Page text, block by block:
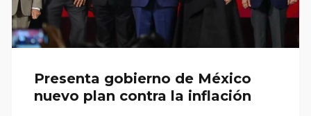
Presenta gobierno de México
nuevo plan contra la inflación